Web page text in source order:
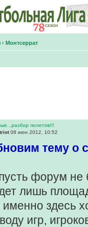
‹ Монтсеррат
полетов!!!
08 июн 2012, 10:52
тему о
форум не
лишь
именно здесь
игр,